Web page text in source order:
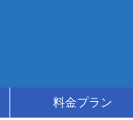
料金プラン